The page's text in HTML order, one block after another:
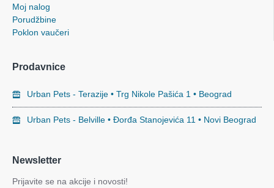
Moj nalog
Porudžbine
Poklon vaučeri
Prodavnice
Urban Pets - Terazije • Trg Nikole Pašića 1 • Beograd
Urban Pets - Belville • Đorđa Stanojevića 11 • Novi Beograd
Newsletter
Prijavite se na akcije i novosti!